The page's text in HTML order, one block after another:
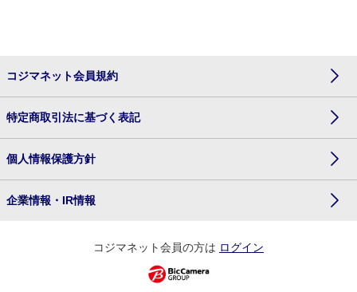
コジマネット会員規約
特定商取引法に基づく表記
個人情報保護方針
企業情報・IR情報
コジマネット会員の方は ログイン